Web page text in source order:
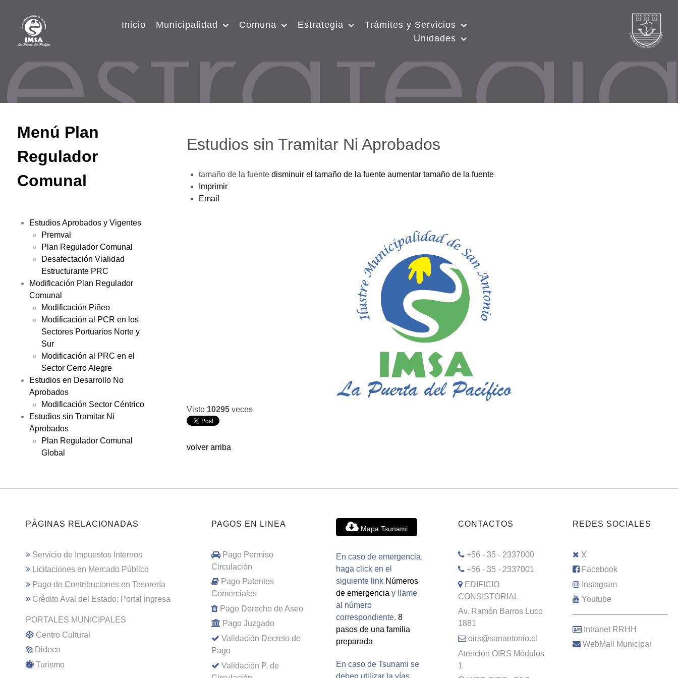
Inicio Municipalidad Comuna Estrategia
Trámites y Servicios
Unidades
Menú Plan
Regulador
Comunal
Estudios Aprobados y Vigentes
Premval
Plan Regulador Comunal
Desafectación Vialidad
Estructurante PRC
Modificación Plan Regulador
Comunal
Modificación Piñeo
Modificación al PCR en los
Sectores Portuarios Norte y
Sur
Modificación al PRC en el
Sector Cerro Alegre
Estudios en Desarrollo No
Aprobados
Modificación Sector Céntrico
Estudios sin Tramitar Ni
Aprobados
Plan Regulador Comunal
Global
Estudios sin Tramitar Ni Aprobados
tamaño de la fuente disminuir el tamaño de la fuente aumentar tamaño de la fuente
Imprimir
Email
Visto 10295 veces
volver arriba
PÁGINAS RELACIONADAS
Servicio de Impuestos Internos
Licitaciones en Mercado Público
Pago de Contribuciones en Tesorería
Crédito Aval del Estado; Portal ingresa
PORTALES MUNICIPALES
Centro Cultural
Dideco
Turismo
PAGOS EN LINEA
Pago Permiso
Circulación
Pago Patentes
Comerciales
Pago Derecho de Aseo
Pago Juzgado
Validación Decreto de
Pago
Validación P. de
Mapa Tsunami
En caso de emergencia,
haga click en el
siguiente link Números
de emergencia y llame
al número
correspondiente. 8
pasos de una familia
preparada
En caso de Tsunami se
deben utilizar la vías
CONTACTOS
+56 - 35 - 2337000
+56 - 35 - 2337001
EDIFICIO
CONSISTORIAL
Av. Ramón Barros Luco
1881
oirs@sanantonio.cl
Atención OIRS Módulos
1
REDES SOCIALES
X
Facebook
Instagram
Youtube
–––––––––––––––––––––
Intranet RRHH
WebMail Municipal